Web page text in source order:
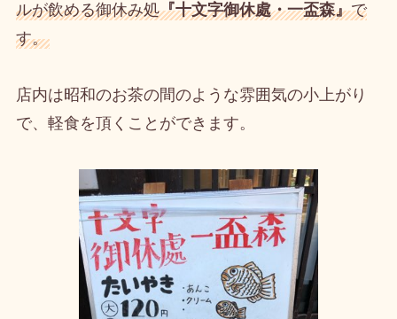
ルが飲める御休み処『十文字御休處・一盃森』で
す。
店内は昭和のお茶の間のような雰囲気の小上がり
で、軽食を頂くことができます。